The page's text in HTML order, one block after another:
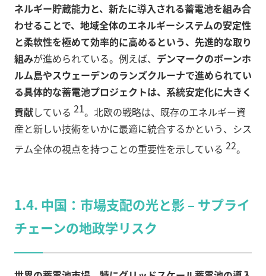
ネルギー貯蔵能力と、新たに導入される蓄電池を組み合
わせることで、地域全体のエネルギーシステムの安定性
と柔軟性を極めて効率的に高めるという、先進的な取り
組みが進められている。例えば、 デンマークのボーンホ
ルム島やスウェーデンのランズクルーナで進められてい
る具体的な蓄電池プロジェクトは、系統安定化に大きく
貢献している 21。北欧の戦略は、既存のエネルギー資
産と新しい技術をいかに最適に統合するかという、シス
テム全体の視点を持つことの重要性を示している 22。
1.4. 中国：市場支配の光と影 – サプライ
チェーンの地政学リスク